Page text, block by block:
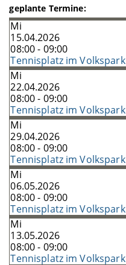
geplante Termine:
Mi
15.04.2026
08:00 - 09:00
Tennisplatz im Volkspark
Mi
22.04.2026
08:00 - 09:00
Tennisplatz im Volkspark
Mi
29.04.2026
08:00 - 09:00
Tennisplatz im Volkspark
Mi
06.05.2026
08:00 - 09:00
Tennisplatz im Volkspark
Mi
13.05.2026
08:00 - 09:00
Tennisplatz im Volkspark